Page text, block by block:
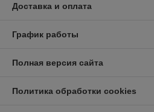
Доставка и оплата
График работы
Полная версия сайта
Политика обработки cookies